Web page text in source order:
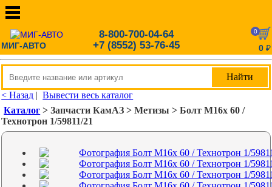
МИГ-АВТО
8-800-700-04-64
+7 (8552) 53-76-45
0
0 ₽
< Назад |Вывести весь каталог
Каталог > Запчасти КамАЗ > Метизы > Болт М16х 60 /
Технотрон 1/59811/21